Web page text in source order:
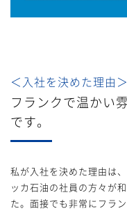
＜入社を決めた理由＞
フランクで温かい
です。
私が入社を決めた理由は
ッカ石油の社員の方々が
た。面接でも非常にフラ